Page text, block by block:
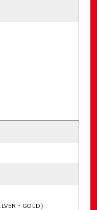
・GOLD）